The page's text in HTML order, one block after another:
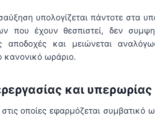
υπολογίζεται πάντοτε στα
που έχουν θεσπιστεί, δεν
αποδοχές και μειώνεται
κανονικό ωράριο.
και υπερωρίας
στις οποίες εφαρμόζεται